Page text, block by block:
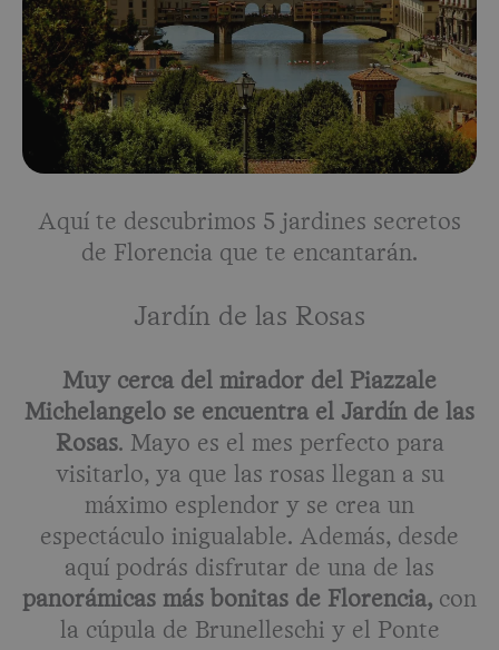
Aquí te descubrimos 5 jardines secretos
de Florencia que te encantarán.
Jardín de las Rosas
Muy cerca del mirador del Piazzale
Michelangelo se encuentra el Jardín de las
Rosas. Mayo es el mes perfecto para
visitarlo, ya que las rosas llegan a su
máximo esplendor y se crea un
espectáculo inigualable. Además, desde
aquí podrás disfrutar de una de las
panorámicas más bonitas de Florencia, con
la cúpula de Brunelleschi y el Ponte